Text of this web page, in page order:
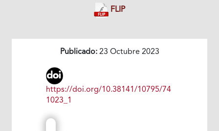
FLIP
Publicado:23 Octubre 2023
https://doi.org/10.38141/10795/74
1023_1